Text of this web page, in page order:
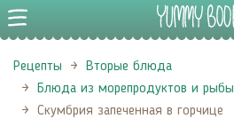
Рецепты
Вторые блюда
Блюда из морепродуктов и рыбы
Скумбрия запеченная в горчице